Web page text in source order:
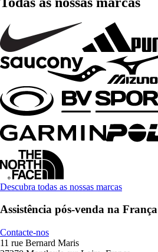
Descubra todas as nossas marcas
Assistência pós-venda na França
Contacte-nos
11 rue Bernard Maris